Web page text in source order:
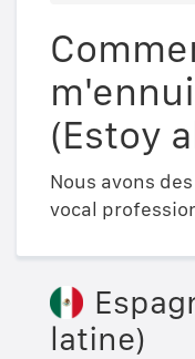
(Estoy
Nous avons
vocal
latine)